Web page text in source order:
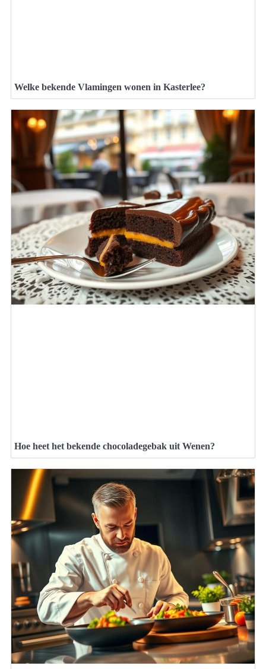
Welke bekende Vlamingen wonen in Kasterlee?
Hoe heet het bekende chocoladegebak uit Wenen?